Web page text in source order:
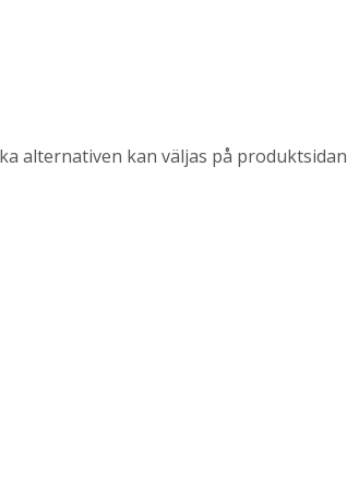
alternativen kan väljas på produktsidan